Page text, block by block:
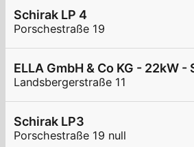
Schirak LP 4
Porschestraße 19
ELLA GmbH & Co KG - 22kW
Landsbergerstraße 11
Schirak LP3
Porschestraße 19 null